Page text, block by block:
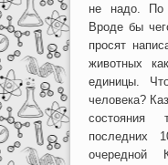
не надо. По
Вроде бы
просят
животных
единицы.
человека?
состояния
последних
очередной